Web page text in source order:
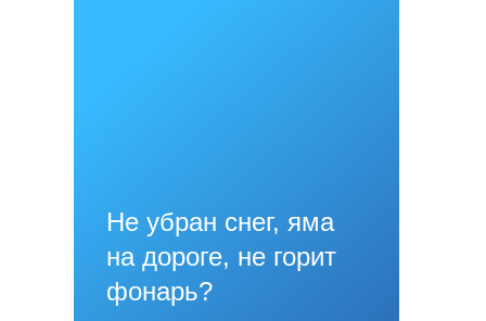
Не убран снег, яма
на дороге, не горит
фонарь?